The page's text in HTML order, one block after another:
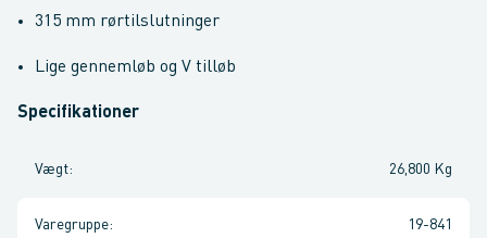
315 mm rørtilslutninger
Lige gennemløb og V tilløb
Specifikationer
Vægt: 26,800 Kg
Varegruppe: 19-841